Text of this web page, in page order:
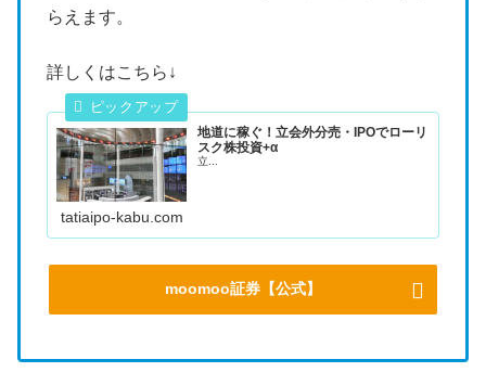
らえます。
詳しくはこちら↓
地道に稼ぐ！立会外分売・IPOでローリ
スク株投資+α
立...
tatiaipo-kabu.com
moomoo証券【公式】